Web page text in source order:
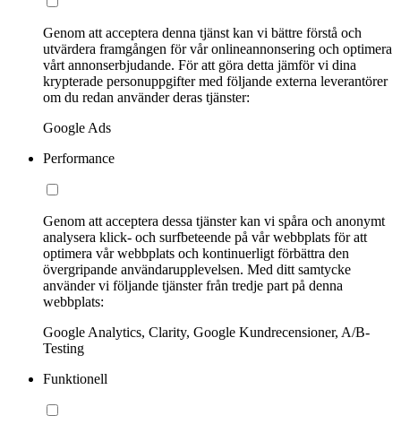
Genom att acceptera denna tjänst kan vi bättre förstå och
utvärdera framgången för vår onlineannonsering och optimera
vårt annonserbjudande. För att göra detta jämför vi dina
krypterade personuppgifter med följande externa leverantörer
om du redan använder deras tjänster:
Google Ads
Performance
Genom att acceptera dessa tjänster kan vi spåra och anonymt
analysera klick- och surfbeteende på vår webbplats för att
optimera vår webbplats och kontinuerligt förbättra den
övergripande användarupplevelsen. Med ditt samtycke
använder vi följande tjänster från tredje part på denna
webbplats:
Google Analytics, Clarity, Google Kundrecensioner, A/B-
Testing
Funktionell